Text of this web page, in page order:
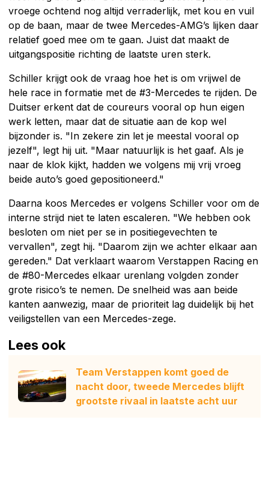
vroege ochtend nog altijd verraderlijk, met kou en vuil
op de baan, maar de twee Mercedes-AMG’s lijken daar
relatief goed mee om te gaan. Juist dat maakt de
uitgangspositie richting de laatste uren sterk.
Schiller krijgt ook de vraag hoe het is om vrijwel de
hele race in formatie met de #3-Mercedes te rijden. De
Duitser erkent dat de coureurs vooral op hun eigen
werk letten, maar dat de situatie aan de kop wel
bijzonder is. "In zekere zin let je meestal vooral op
jezelf", legt hij uit. "Maar natuurlijk is het gaaf. Als je
naar de klok kijkt, hadden we volgens mij vrij vroeg
beide auto’s goed gepositioneerd."
Daarna koos Mercedes er volgens Schiller voor om de
interne strijd niet te laten escaleren. "We hebben ook
besloten om niet per se in positiegevechten te
vervallen", zegt hij. "Daarom zijn we achter elkaar aan
gereden." Dat verklaart waarom Verstappen Racing en
de #80-Mercedes elkaar urenlang volgden zonder
grote risico’s te nemen. De snelheid was aan beide
kanten aanwezig, maar de prioriteit lag duidelijk bij het
veiligstellen van een Mercedes-zege.
Lees ook
Team Verstappen komt goed de
nacht door, tweede Mercedes blijft
grootste rivaal in laatste acht uur